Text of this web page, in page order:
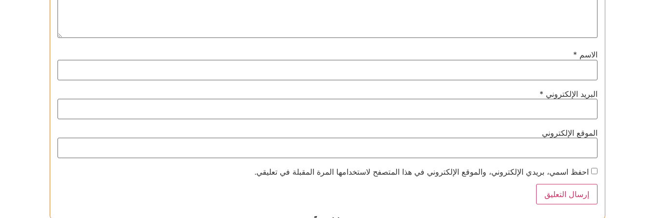
الاسم *
البريد الإلكتروني *
الموقع الإلكتروني
احفظ اسمي، بريدي الإلكتروني، والموقع الإلكتروني في هذا المتصفح لاستخدامها المرة المقبلة في تعليقي.